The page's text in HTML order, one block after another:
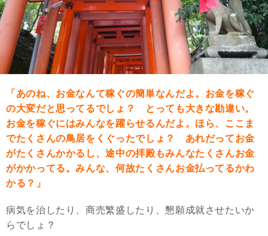
「あのね、お金なんて稼ぐの簡単なんだよ。お金を稼ぐ
の大変だと思ってるでしょ？ とっても大きな勘違い。
お金を稼ぐにはみんなを躍らせるんだよ。ほら、ここま
でたくさんの鳥居をくぐったでしょ？ あれだってお金
がたくさんかかるし、途中の拝殿もみんなたくさんお金
がかかってる。みんな、何故たくさんお金払ってるかわ
かる？」
病気を治したり、商売繁盛したり、懇願成就させたいか
らでしょ？